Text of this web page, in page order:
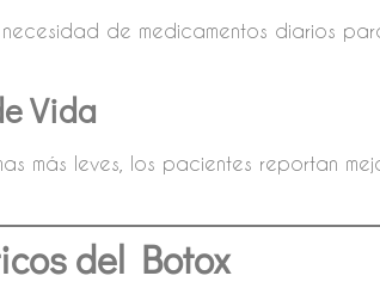
de medicamentos diarios
Vida
más leves, los pacientes reportan
del Botox